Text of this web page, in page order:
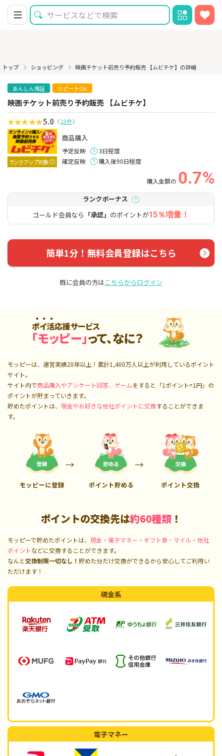
トップ ショッピング 映画チケット前売り予約販売 【ムビチケ】の詳細
あんしん保証 リピートOK
映画チケット前売り予約販売 【ムビチケ】
5.0 （23件）
ランクアップ対象
商品購入
予定反映
3日程度
確定反映
購入後90日程度
購入金額の 0.7%
ランクボーナス
ゴールド会員なら 「承認」 のポイントが15％増量！
簡単1分！無料会員登録はこちら
既に会員の方はこちらからログイン
ポイ活応援サービス
「モッピー」って、なに？
モッピーは、運営実績20年以上！累計1,400万人以上が利用しているポイント
サイト。
サイト内で商品購入やアンケート回答、ゲームをすると「1ポイント=1円」の
ポイントが貯まっていきます。
貯めたポイントは、 現金やお好きな他社ポイントに交換することができま
す。
モッピーに登録 ポイント貯める ポイント交換
ポイントの交換先は約60種類 ！
モッピーで貯めたポイントは、 現金・電子マネー・ギフト券・マイル・他社
ポイントなどに交換することができます。
なんと交換制限一切なし！ 貯めた分だけ交換ができるから安心してご利用い
ただけます！
現金系
電子マネー